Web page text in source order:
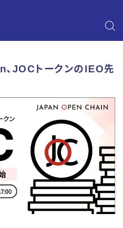
JOCトークンのIEO先